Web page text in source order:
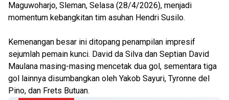
Maguwoharjo, Sleman, Selasa (28/4/2026), menjadi
momentum kebangkitan tim asuhan Hendri Susilo.
Kemenangan besar ini ditopang penampilan impresif
sejumlah pemain kunci. David da Silva dan Septian David
Maulana masing-masing mencetak dua gol, sementara tiga
gol lainnya disumbangkan oleh Yakob Sayuri, Tyronne del
Pino, dan Frets Butuan.